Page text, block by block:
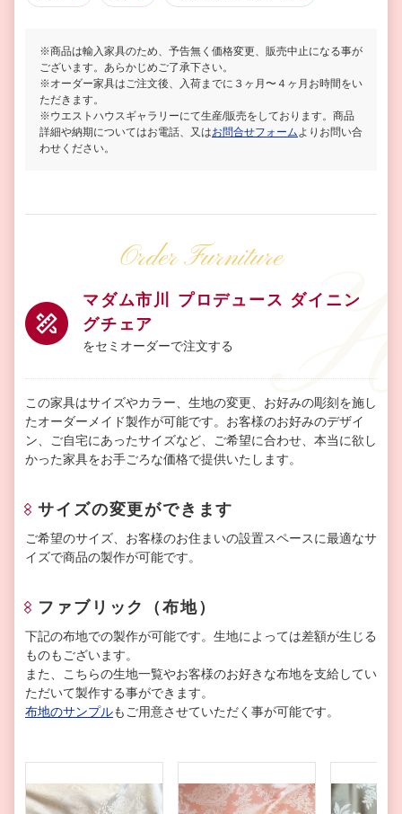
※商品は輸入家具のため、予告無く価格変更、販売中止になる事が
ございます。あらかじめご了承下さい。
※オーダー家具はご注文後、入荷までに３ヶ月〜４ヶ月お時間をい
ただきます。
※ウエストハウスギャラリーにて生産/販売をしております。商品
詳細や納期についてはお電話、又はお問合せフォーム よりお問い合
わせください。
Order Furniture
マダム市川 プロデュース ダイニン
グチェア
をセミオーダーで注文する
この家具はサイズやカラー、生地の変更、お好みの彫刻を施し
たオーダーメイド製作が可能です。お客様のお好みのデザイ
ン、ご自宅にあったサイズなど、ご希望に合わせ、本当に欲し
かった家具をお手ごろな価格で提供いたします。
サイズの変更ができます
ご希望のサイズ、お客様のお住まいの設置スペースに最適なサ
イズで商品の製作が可能です。
ファブリック（布地）
下記の布地での製作が可能です。生地によっては差額が生じる
ものもございます。
また、こちらの生地一覧やお客様のお好きな布地を支給してい
ただいて製作する事ができます。
布地のサンプルもご用意させていただく事が可能です。